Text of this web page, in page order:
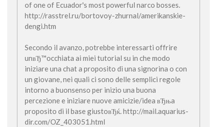
of one of Ecuador's most powerful narco bosses.
http://rasstrel.ru/bortovoy-zhurnal/amerikanskie-
dengi.htm
Secondo il avanzo, potrebbe interessarti offrire
unвЂ™occhiata ai miei tutorial su in che modo
iniziare una chat a proposito di una signorina o con
un giovane, nei quali ci sono delle semplici regole
intorno a buonsenso per inizio una buona
percezione e iniziare nuove amicizie/idea вЂњa
proposito di il base giustoвЂќ. http://mail.aquarius-
dir.com/OZ_403051.html